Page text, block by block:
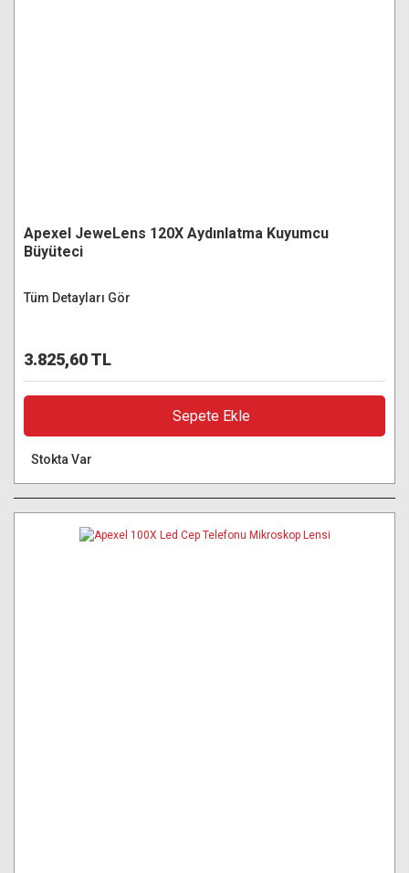
Apexel JeweLens 120X Aydınlatma Kuyumcu
Büyüteci
Tüm Detayları Gör
3.825,60 TL
Sepete Ekle
Stokta Var